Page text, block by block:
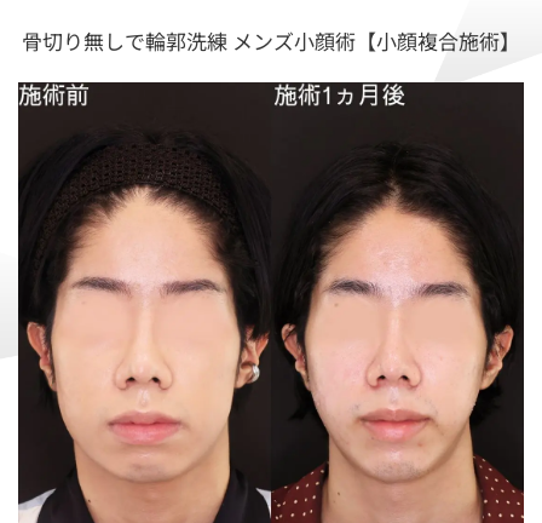
骨切り無しで輪郭洗練 メンズ小顔術【小顔複合施術】